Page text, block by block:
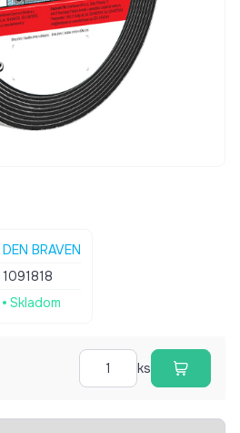
DEN BRAVEN
1091818
Skladom
ks